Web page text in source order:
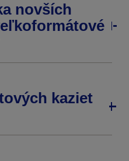
novších
kaziet